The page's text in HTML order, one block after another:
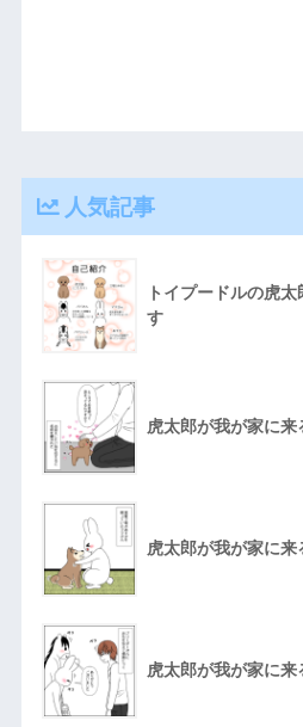
人気記事
トイプードルの虎
す
虎太郎が我が家に
虎太郎が我が家に
虎太郎が我が家に